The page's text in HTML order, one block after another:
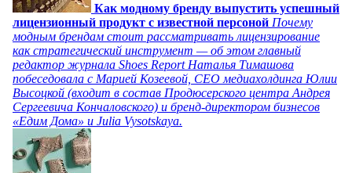
Как модному бренду выпустить успешный
лицензионный продукт с известной персоной Почему
модным брендам стоит рассматривать лицензирование
как стратегический инструмент — об этом главный
редактор журнала Shoes Report Наталья Тимашова
побеседовала с Марией Козеевой, СЕО медиахолдинга Юлии
Высоцкой (входит в состав Продюсерского центра Андрея
Сергеевича Кончаловского) и бренд-директором бизнесов
«Едим Дома» и Julia Vysotskaya.